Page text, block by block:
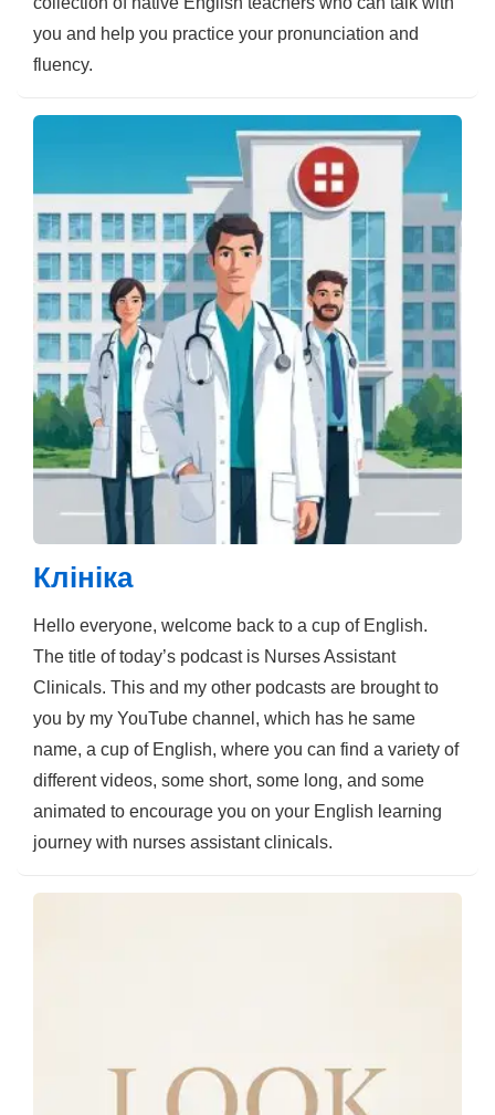
you and help you practice your pronunciation and
fluency.
Клініка
Hello everyone, welcome back to a cup of English.
The title of today’s podcast is Nurses Assistant
Clinicals. This and my other podcasts are brought to
you by my YouTube channel, which has he same
name, a cup of English, where you can find a variety of
different videos, some short, some long, and some
animated to encourage you on your English learning
journey with nurses assistant clinicals.